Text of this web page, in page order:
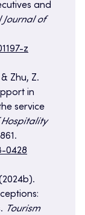
and
of
z
Zhu, Z.
in
service
0428
Tourism